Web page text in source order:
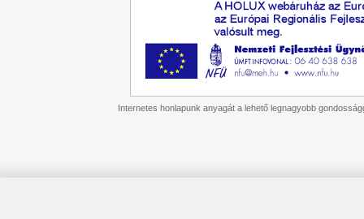
Internetes honlapunk anyagát a lehető legnagyobb